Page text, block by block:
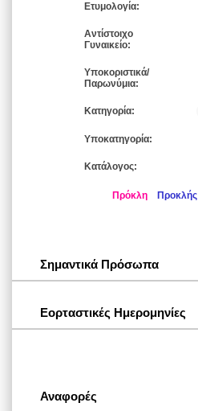
Ετυμολογία:
Αντίστοιχο
Γυναικείο:
Υποκοριστικά/
Παρωνύμια:
Κατηγορία:
Υποκατηγορία:
Κατάλογος:
Πρόκλη Προκλής
Σημαντικά Πρόσωπα
Εορταστικές Ημερομηνίες
Αναφορές